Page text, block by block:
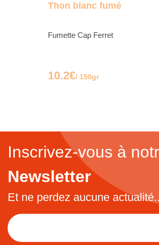
Thon blanc fumé
Fumette Cap Ferret
10.2€/ 150gr
Inscrivez-vous à
Newsletter
Et ne perdez aucune